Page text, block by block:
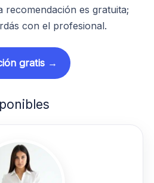
recomendación es gratuita;
con el profesional.
gratis →